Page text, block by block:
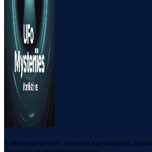
Тайны прошлого, загадки настоящего,